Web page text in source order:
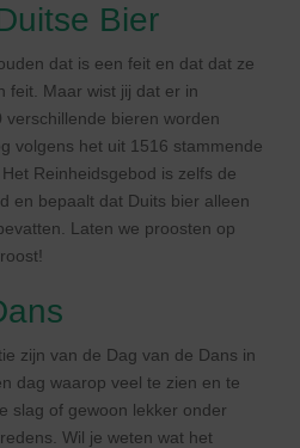
Bier
dat is een feit en dat dat ze
feit. Maar wist jij dat er in
bieren worden
volgens het uit 1516 stammende
Reinheidsgebod is zelfs de
en bepaalt dat Duits bier alleen
Laten we proosten op
zijn van de Dag van de Dans in
dag waarop veel te zien en te
slag of gewoon lekker onder
Wil je weten wat het